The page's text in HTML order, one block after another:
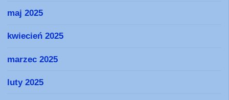
maj 2025
kwiecień 2025
marzec 2025
luty 2025